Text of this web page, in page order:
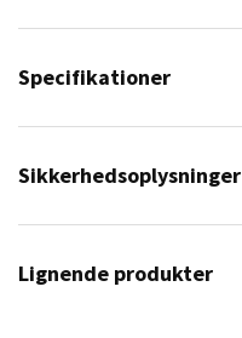
Specifikationer
Sikkerhedsoplysninger
Lignende produkter